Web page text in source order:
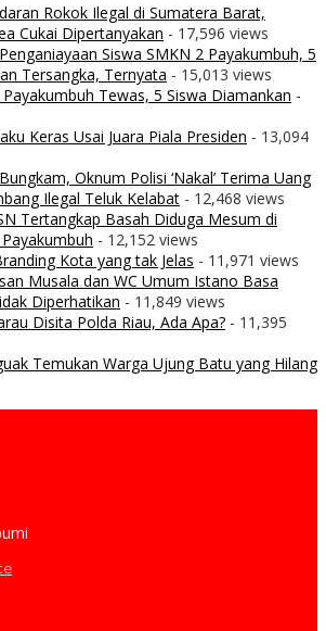
Rokok Ilegal di Sumatera Barat,
Cukai Dipertanyakan - 17,596 views
Siswa SMKN 2 Payakumbuh, 5
Tersangka, Ternyata - 15,013 views
Tewas, 5 Siswa Diamankan -
Keras Usai Juara Piala Presiden - 13,094
Oknum Polisi ‘Nakal’ Terima Uang
Ilegal Teluk Kelabat - 12,468 views
Tertangkap Basah Diduga Mesum di
- 12,152 views
Kota yang tak Jelas - 11,971 views
Musala dan WC Umum Istano Basa
Diperhatikan - 11,849 views
Disita Polda Riau, Ada Apa? - 11,395
Temukan Warga Ujung Batu yang Hilang